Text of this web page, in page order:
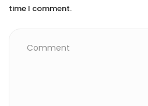
time I comment.